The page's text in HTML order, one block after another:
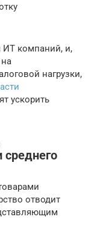
ИТ компаний, и,
нагрузки,
ускорить
отводит